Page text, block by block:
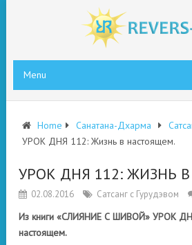
Menu
Home Санатана-Дхарма
УРОК ДНЯ 112: Жизнь в настоящем.
УРОК ДНЯ 112: ЖИЗНЬ
02.08.2016 Сатсанг с Гурудэвом
Из книги «СЛИЯНИЕ С ШИВОЙ» УРОК
настоящем.